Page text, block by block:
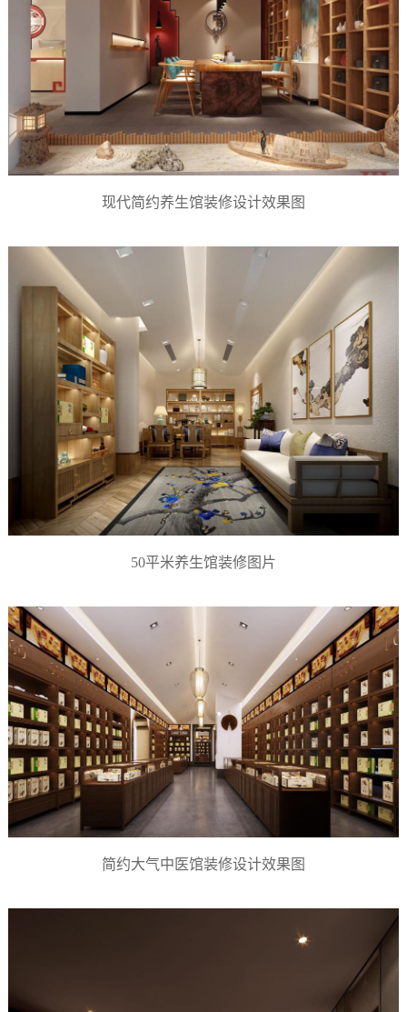
现代简约养生馆装修设计效果图
50平米养生馆装修图片
简约大气中医馆装修设计效果图